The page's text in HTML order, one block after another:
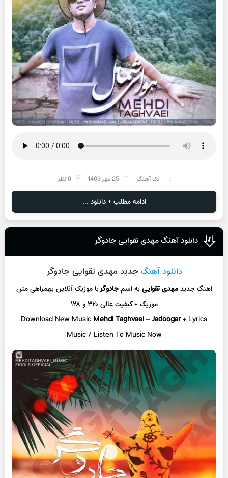
تک آهنگ 25 مهر 1403 0 نظر
ادامه مطلب + دانلود ...
دانلود آهنگ مهدی تقوایی جادوگر
دانلود آهنگ جدید مهدی تقوایی جادوگر
اهنگ جدیدمهدی تقواییبه اسمجادوگربا موزیک آنلاینبهمراهی متن
موزیک + کیفیت عالی ۳۲۰ و ۱۲۸
Download New Music Mehdi Taghvaei–Jadoogar+ Lyrics
Music / Listen To Music Now